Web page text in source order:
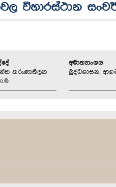
විහාරස්ථාන
කරුණාතිලක
අමාත්‍යාංශය
බුද්ධශාසන,